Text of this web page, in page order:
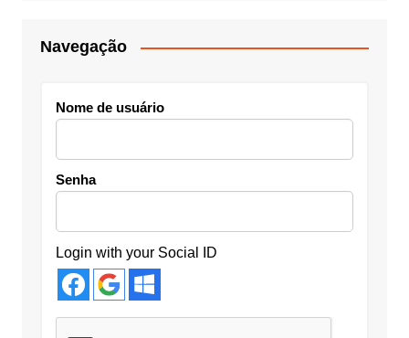
Navegação
Nome de usuário
Senha
Login with your Social ID